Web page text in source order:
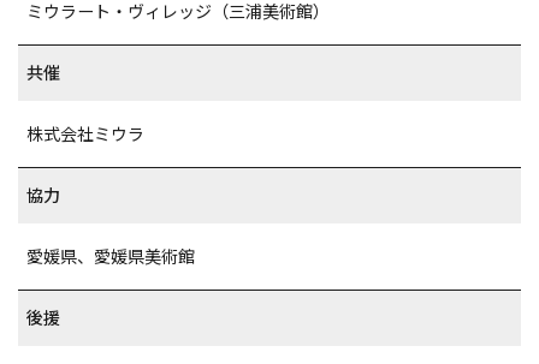
ミウラート・ヴィレッジ（三浦美術館）
共催
株式会社ミウラ
協力
愛媛県、愛媛県美術館
後援